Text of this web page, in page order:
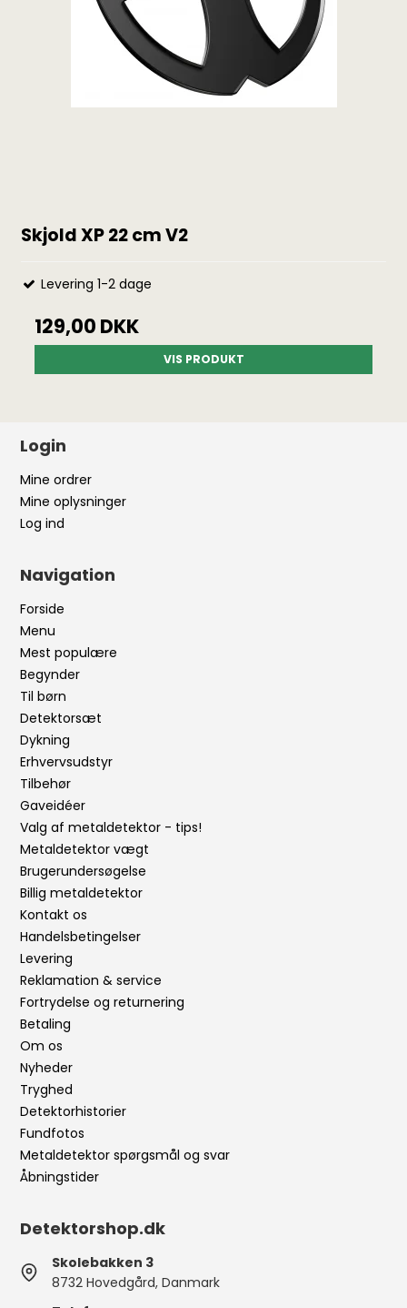
Skjold XP 22 cm V2
Levering 1-2 dage
129,00 DKK
VIS PRODUKT
Login
Mine ordrer
Mine oplysninger
Log ind
Navigation
Forside
Menu
Mest populære
Begynder
Til børn
Detektorsæt
Dykning
Erhvervsudstyr
Tilbehør
Gaveidéer
Valg af metaldetektor - tips!
Metaldetektor vægt
Brugerundersøgelse
Billig metaldetektor
Kontakt os
Handelsbetingelser
Levering
Reklamation & service
Fortrydelse og returnering
Betaling
Om os
Nyheder
Tryghed
Detektorhistorier
Fundfotos
Metaldetektor spørgsmål og svar
Åbningstider
Detektorshop.dk
Skolebakken 3
8732 Hovedgård, Danmark